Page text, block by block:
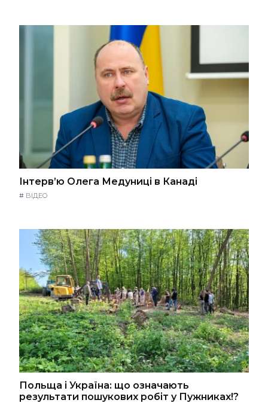
Інтерв’ю Олега Медуниці в Канаді
# ВІДЕО
Польща і Україна: що означають
результати пошукових робіт у Пужниках!?